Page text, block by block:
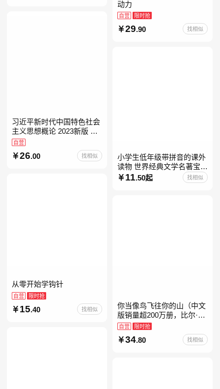
动力
自营 限时抢
29.90 找相似
习近平新时代中国特色社会
主义思想概论 2023新版 自
考15041
自营
26.00 找相似
小学生低年级带拼音的课外
读物 世界经典文学名著宝库
儿童彩图注音版 小学生一二
年级课外阅读经典名著故事
11 .50起 找相似
从零开始学钩针
自营 限时抢
15.40 找相似
你当像鸟飞往你的山（中文
版销量超200万册，比尔·盖
茨年度特别推荐！登顶《纽
约时报》畅销榜80+周，这
本书比你听说的还要
自营 限时抢
34.80 找相似